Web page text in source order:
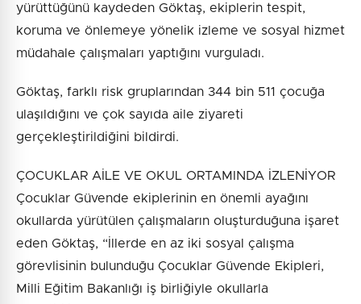
yürüttüğünü kaydeden Göktaş, ekiplerin tespit,
koruma ve önlemeye yönelik izleme ve sosyal hizmet
müdahale çalışmaları yaptığını vurguladı.
Göktaş, farklı risk gruplarından 344 bin 511 çocuğa
ulaşıldığını ve çok sayıda aile ziyareti
gerçekleştirildiğini bildirdi.
ÇOCUKLAR AİLE VE OKUL ORTAMINDA İZLENİYOR
Çocuklar Güvende ekiplerinin en önemli ayağını
okullarda yürütülen çalışmaların oluşturduğuna işaret
eden Göktaş, “İllerde en az iki sosyal çalışma
görevlisinin bulunduğu Çocuklar Güvende Ekipleri,
Milli Eğitim Bakanlığı iş birliğiyle okullarla